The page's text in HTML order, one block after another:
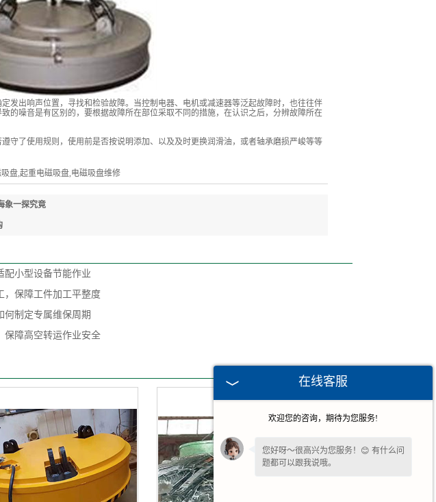
发出响声位置，寻找和检验故障。当控制电器、电机或减速器等泛起故障时，也往往伴
的噪音是有区别的，要根据故障所在部位采取不同的措施，在认识之后，分辨故障所在
守了使用规则，使用前是否按说明添加、以及及时更换润滑油，或者轴承磨损严峻等等
盘,起重电磁吸盘,电磁吸盘维修
象一探究竟
配小型设备节能作业
，保障工件加工平整度
何制定专属维保周期
保障高空转运作业安全
在线客服
欢迎您的咨询，期待为您服务!
您好呀～很高兴为您服务！😊 有什么问
题都可以跟我说哦。